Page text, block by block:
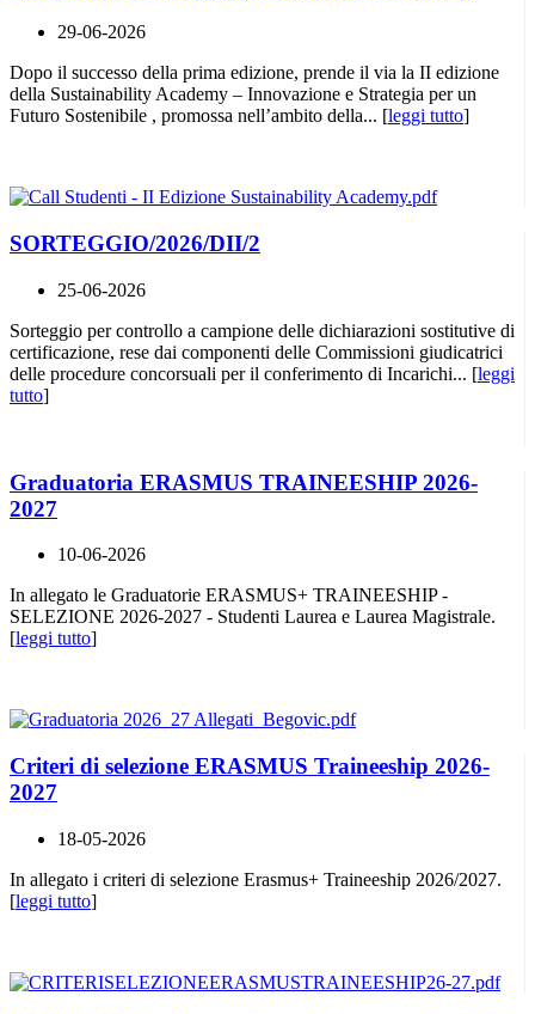
29-06-2026
Dopo il successo della prima edizione, prende il via la II edizione
della Sustainability Academy – Innovazione e Strategia per un
Futuro Sostenibile , promossa nell’ambito della... [leggi tutto]
SORTEGGIO/2026/DII/2
25-06-2026
Sorteggio per controllo a campione delle dichiarazioni sostitutive di
certificazione, rese dai componenti delle Commissioni giudicatrici
delle procedure concorsuali per il conferimento di Incarichi... [leggi
tutto]
Graduatoria ERASMUS TRAINEESHIP 2026-
2027
10-06-2026
In allegato le Graduatorie ERASMUS+ TRAINEESHIP -
SELEZIONE 2026-2027 - Studenti Laurea e Laurea Magistrale.
[leggi tutto]
Criteri di selezione ERASMUS Traineeship 2026-
2027
18-05-2026
In allegato i criteri di selezione Erasmus+ Traineeship 2026/2027.
[leggi tutto]